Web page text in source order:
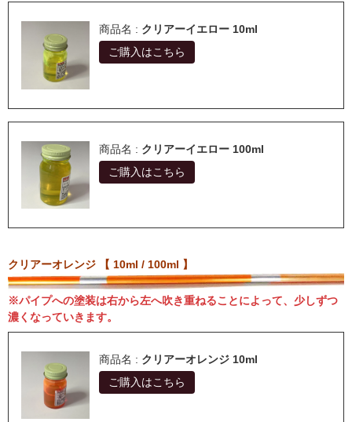
商品名 : クリアーイエロー 10ml
ご購入はこちら
商品名 : クリアーイエロー 100ml
ご購入はこちら
クリアーオレンジ 【 10ml / 100ml 】
※パイプへの塗装は右から左へ吹き重ねることによって、少しずつ
濃くなっていきます。
商品名 : クリアーオレンジ 10ml
ご購入はこちら